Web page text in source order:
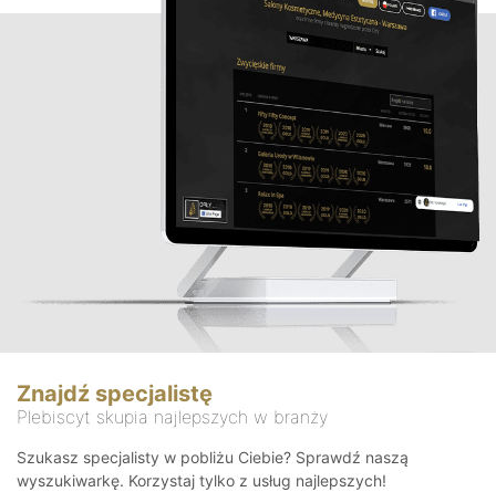
Znajdź specjalistę
Plebiscyt skupia najlepszych w branży
Szukasz specjalisty w pobliżu Ciebie? Sprawdź naszą
wyszukiwarkę. Korzystaj tylko z usług najlepszych!